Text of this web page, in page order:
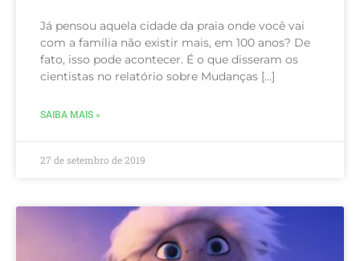
Já pensou aquela cidade da praia onde você vai
com a família não existir mais, em 100 anos? De
fato, isso pode acontecer. É o que disseram os
cientistas no relatório sobre Mudanças […]
SAIBA MAIS »
27 de setembro de 2019